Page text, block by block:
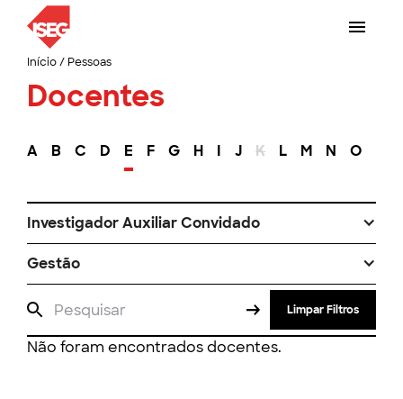
Início/ Pessoas
Docentes
A B C D E F G H I J K L M N O
Investigador Auxiliar Convidado
Gestão
Limpar Filtros
Não foram encontrados docentes.